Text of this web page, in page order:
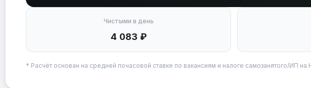
Чистыми в день
4 083 ₽
* Расчёт основан на средней почасовой ставке по вакансиям и налоге самозанятого/ИП